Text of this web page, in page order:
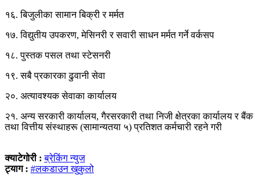
१६. बिजुलीका सामान बिक्री र मर्मत
१७. विद्युतीय उपकरण, मेसिनरी र सवारी साधन मर्मत गर्ने वर्कसप
१८. पुस्तक पसल तथा स्टेसनरी
१९. सबै प्रकारका ढुवानी सेवा
२०. अत्यावश्यक सेवाका कार्यालय
२१. अन्य सरकारी कार्यालय, गैरसरकारी तथा निजी क्षेत्रका कार्यालय र बैंक
तथा वित्तीय संस्थाहरू (सामान्यतया ५) प्रतिशत कर्मचारी रहने गरी
क्याटेगोरी :ब्रेकिंग न्युज
ट्याग : #लकडाउन खुकुलो